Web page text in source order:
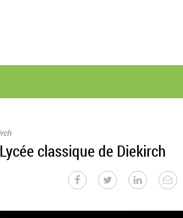
classique de Diekirch